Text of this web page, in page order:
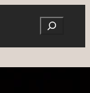
Search